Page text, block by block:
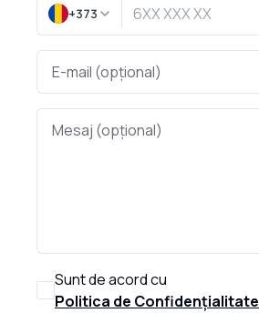
+373
Sunt de acord cu
Politica de Confidențialitate